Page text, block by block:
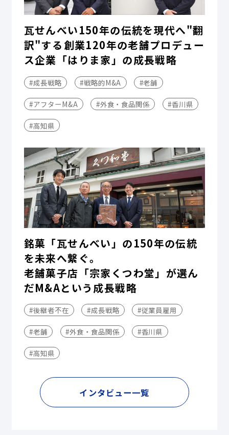
瓦せんべい150年の伝統を現代へ"翻
訳"する――創業120年の老舗プロデュー
ス企業「はりま家」の成長戦略
#成長戦略 #戦略的M&A #老舗
#アフターM&A #外食・食品関係 #香川県
#高知県
銘菓「瓦せんべい」の150年の伝統
を未来へ繋ぐ。
老舗菓子店「宗家くつわ堂」が選ん
だM&Aという成長戦略
#後継者不在 #成長戦略 #従業員雇用
#老舗 #外食・食品関係 #香川県
#高知県
インタビュー一覧